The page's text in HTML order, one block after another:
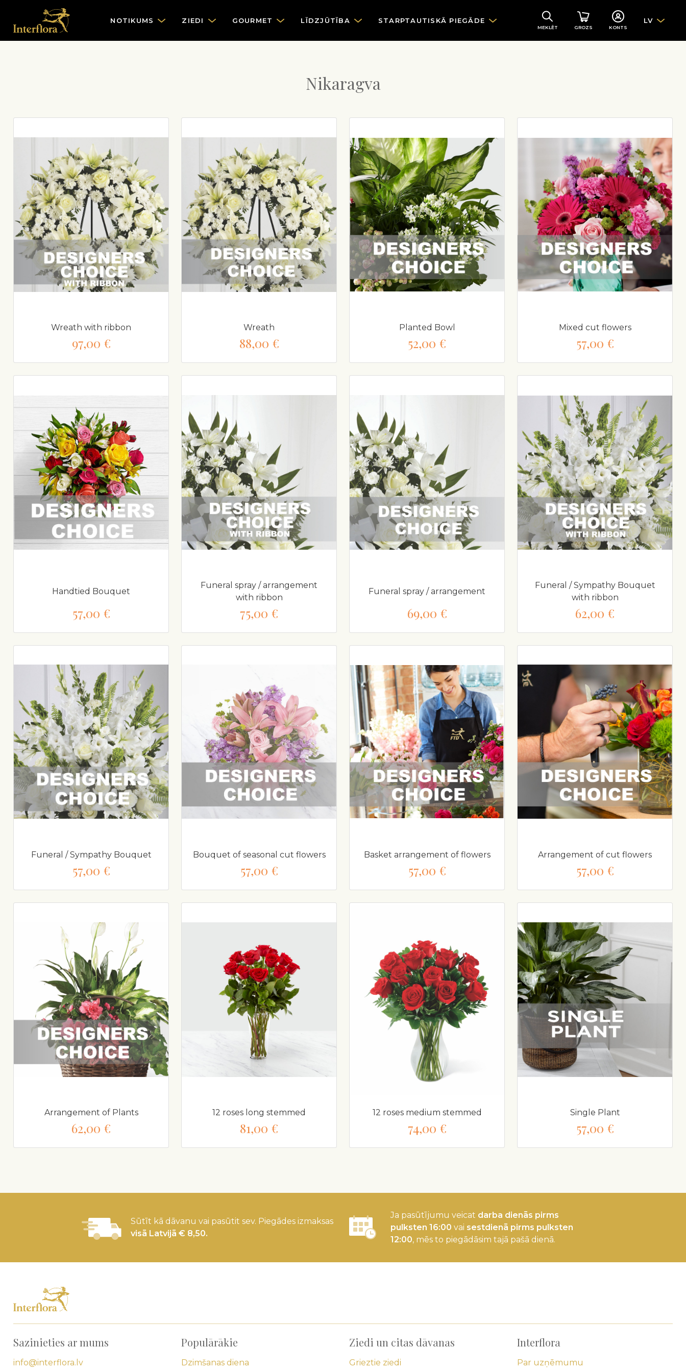
NOTIKUMS ZIEDI GOURMET LĪDZJŪTĪBA STARPTAUTISKĀ PIEGĀDE
MEKLĒT GROZS KONTS
LV
Nikaragva
Wreath with ribbon
97,00 €
Wreath
88,00 €
Planted Bowl
52,00 €
Mixed cut flowers
57,00 €
Handtied Bouquet
57,00 €
Funeral spray / arrangement
with ribbon
75,00 €
Funeral spray / arrangement
69,00 €
Funeral / Sympathy Bouquet
with ribbon
62,00 €
Funeral / Sympathy Bouquet
57,00 €
Bouquet of seasonal cut flowers
57,00 €
Basket arrangement of flowers
57,00 €
Arrangement of cut flowers
57,00 €
Arrangement of Plants
62,00 €
12 roses long stemmed
81,00 €
12 roses medium stemmed
74,00 €
Single Plant
57,00 €
Sūtīt kā dāvanu vai pasūtit sev. Piegādes izmaksas
visā Latvijā € 8,50.
Ja pasūtījumu veicat darba dienās pirms
pulksten 16:00 vai sestdienā pirms pulksten
12:00, mēs to piegādāsim tajā pašā dienā.
Sazinieties ar mums
info@interflora.lv
Populārākie
Dzimšanas diena
Ziedi un citas dāvanas
Grieztie ziedi
Interflora
Par uzņēmumu